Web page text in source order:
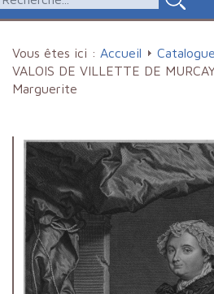
Vous êtes ici : Accueil Catalogue
VALOIS DE VILLETTE DE
Marguerite